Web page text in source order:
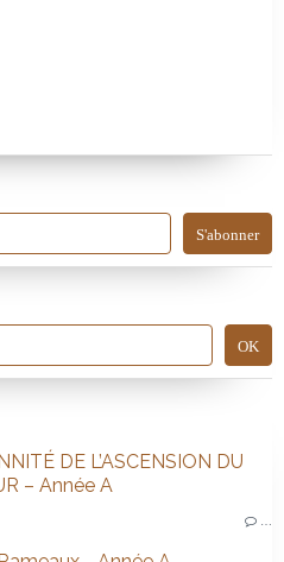
DE L’ASCENSION DU
– Année A